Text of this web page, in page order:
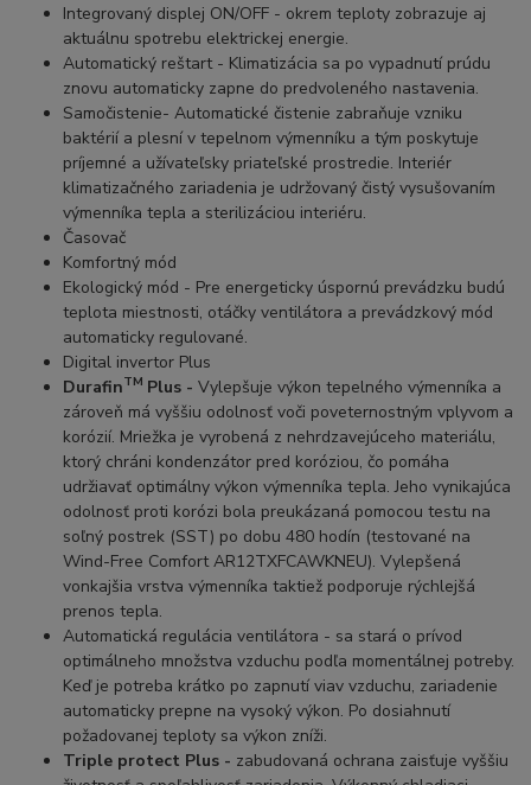
Integrovaný displej ON/OFF - okrem teploty zobrazuje aj
aktuálnu spotrebu elektrickej energie.
Automatický reštart - Klimatizácia sa po vypadnutí prúdu
znovu automaticky zapne do predvoleného nastavenia.
Samočistenie- Automatické čistenie zabraňuje vzniku
baktérií a plesní v tepelnom výmenníku a tým poskytuje
príjemné a užívateľsky priateľské prostredie. Interiér
klimatizačného zariadenia je udržovaný čistý vysušovaním
výmenníka tepla a sterilizáciou interiéru.
Časovač
Komfortný mód
Ekologický mód - Pre energeticky úspornú prevádzku budú
teplota miestnosti, otáčky ventilátora a prevádzkový mód
automaticky regulované.
Digital invertor Plus
DurafinTM Plus -Vylepšuje výkon tepelného výmenníka a
zároveň má vyššiu odolnosť voči poveternostným vplyvom a
korózií. Mriežka je vyrobená z nehrdzavejúceho materiálu,
ktorý chráni kondenzátor pred koróziou, čo pomáha
udržiavať optimálny výkon výmenníka tepla. Jeho vynikajúca
odolnosť proti korózi bola preukázaná pomocou testu na
soľný postrek (SST) po dobu 480 hodín (testované na
Wind-Free Comfort AR12TXFCAWKNEU). Vylepšená
vonkajšia vrstva výmenníka taktiež podporuje rýchlejšá
prenos tepla.
Automatická regulácia ventilátora - sa stará o prívod
optimálneho množstva vzduchu podľa momentálnej potreby.
Keď je potreba krátko po zapnutí viav vzduchu, zariadenie
automaticky prepne na vysoký výkon. Po dosiahnutí
požadovanej teploty sa výkon zníži.
Triple protect Plus - zabudovaná ochrana zaisťuje vyššiu